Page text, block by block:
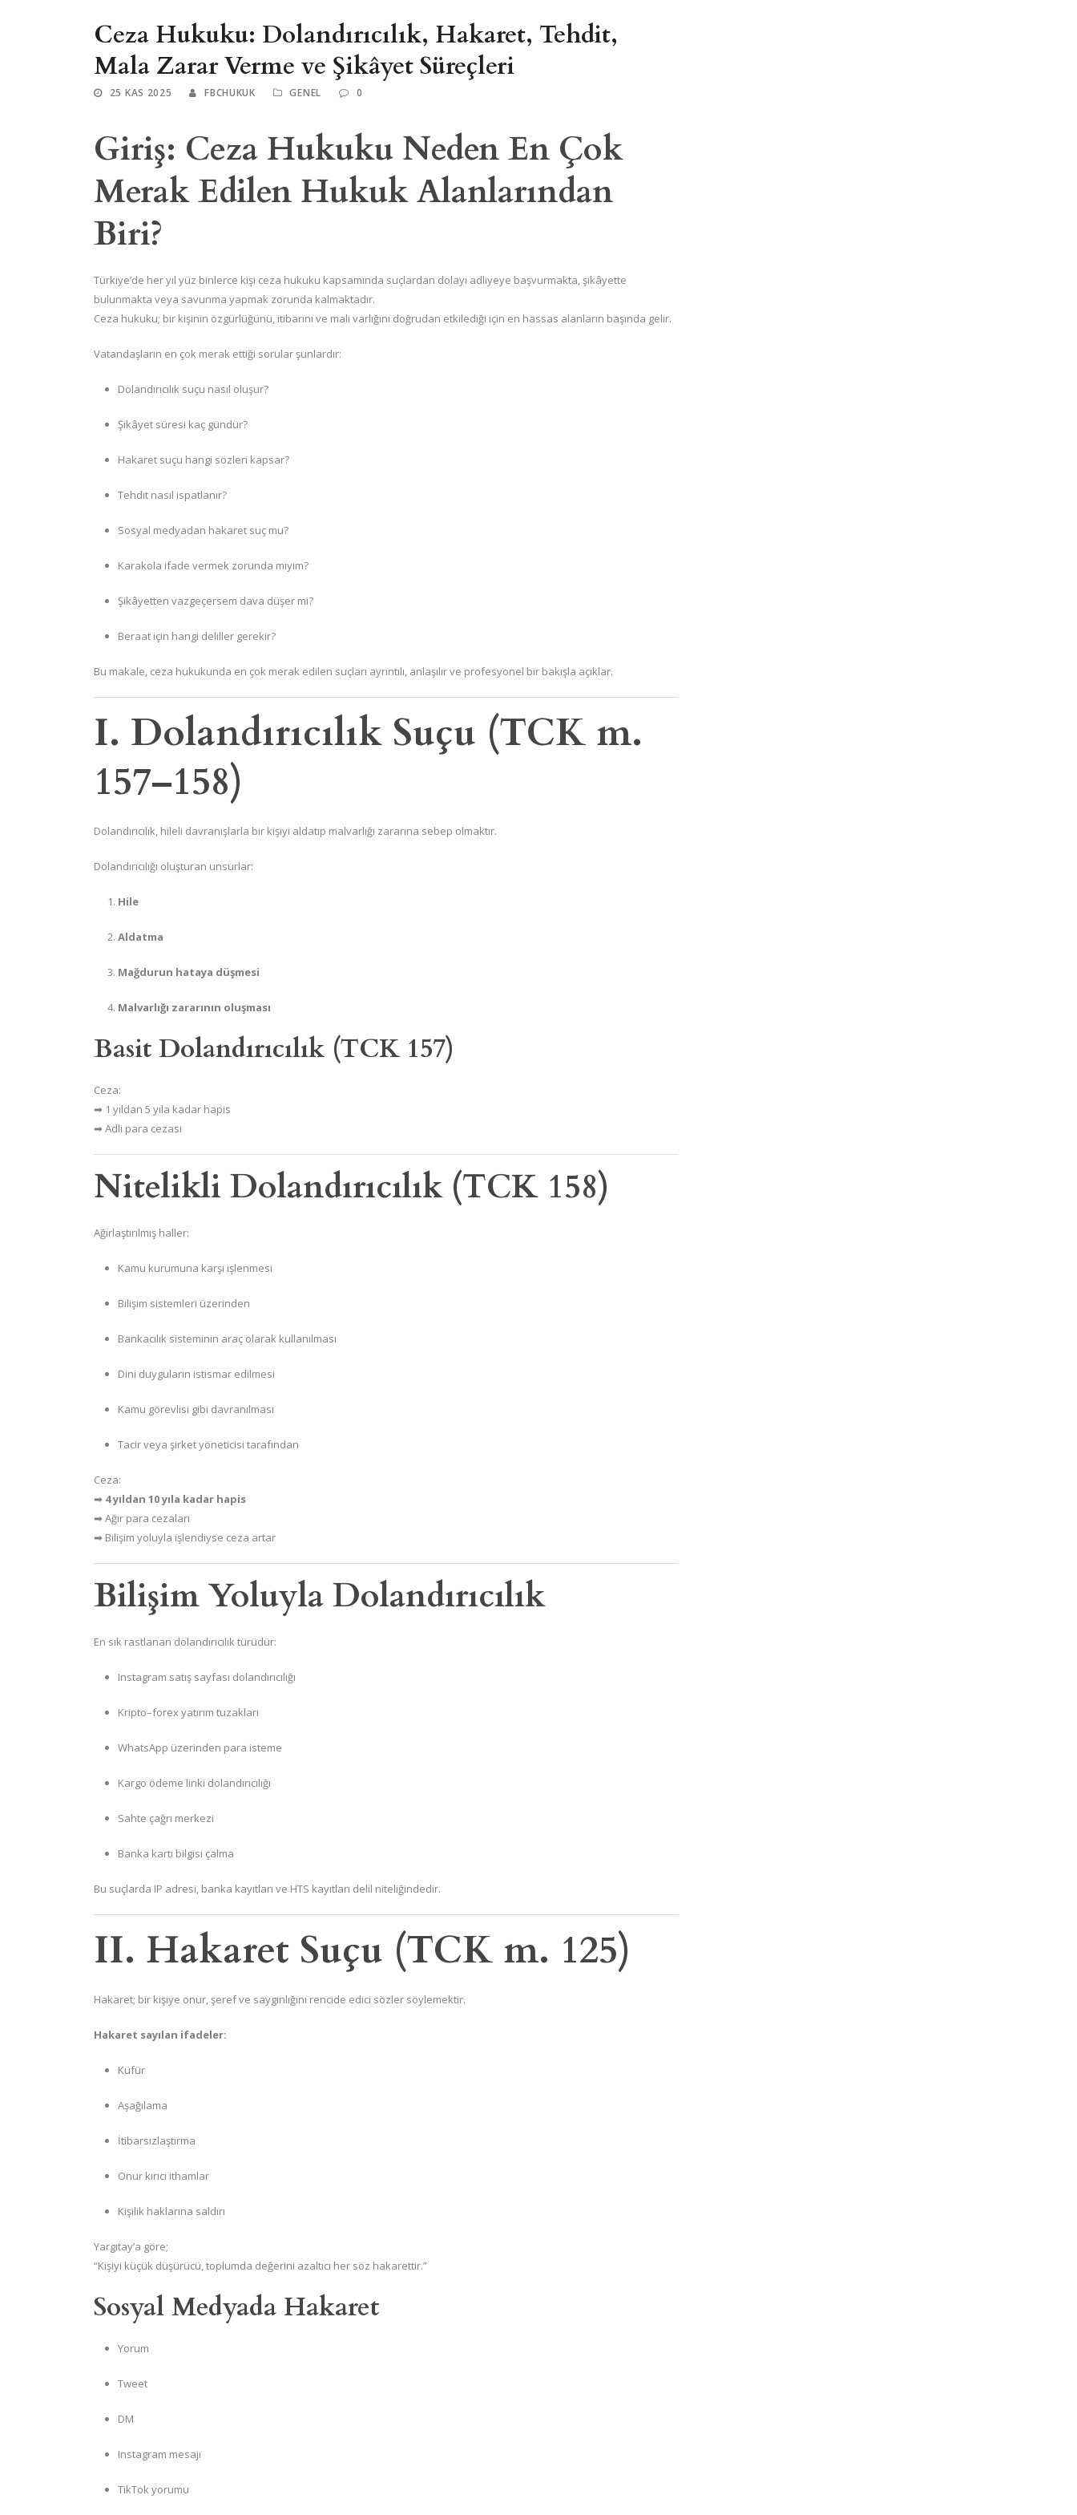
Ceza Hukuku: Dolandırıcılık, Hakaret, Tehdit,
Mala Zarar Verme ve Şikâyet Süreçleri
25 KAS 2025 FBCHUKUK GENEL 0
Giriş: Ceza Hukuku Neden En Çok
Merak Edilen Hukuk Alanlarından
Biri?
Türkiye’de her yıl yüz binlerce kişi ceza hukuku kapsamında suçlardan dolayı adliyeye başvurmakta, şikâyette
bulunmakta veya savunma yapmak zorunda kalmaktadır.
Ceza hukuku; bir kişinin özgürlüğünü, itibarını ve mali varlığını doğrudan etkilediği için en hassas alanların başında gelir.
Vatandaşların en çok merak ettiği sorular şunlardır:
Dolandırıcılık suçu nasıl oluşur?
Şikâyet süresi kaç gündür?
Hakaret suçu hangi sözleri kapsar?
Tehdit nasıl ispatlanır?
Sosyal medyadan hakaret suç mu?
Karakola ifade vermek zorunda mıyım?
Şikâyetten vazgeçersem dava düşer mi?
Beraat için hangi deliller gerekir?
Bu makale, ceza hukukunda en çok merak edilen suçları ayrıntılı, anlaşılır ve profesyonel bir bakışla açıklar.
I. Dolandırıcılık Suçu (TCK m.
157–158)
Dolandırıcılık, hileli davranışlarla bir kişiyi aldatıp malvarlığı zararına sebep olmaktır.
Dolandırıcılığı oluşturan unsurlar:
Hile
Aldatma
Mağdurun hataya düşmesi
Malvarlığı zararının oluşması
Basit Dolandırıcılık (TCK 157)
Ceza:
➡ 1 yıldan 5 yıla kadar hapis
➡ Adli para cezası
Nitelikli Dolandırıcılık (TCK 158)
Ağırlaştırılmış haller:
Kamu kurumuna karşı işlenmesi
Bilişim sistemleri üzerinden
Bankacılık sisteminin araç olarak kullanılması
Dini duyguların istismar edilmesi
Kamu görevlisi gibi davranılması
Tacir veya şirket yöneticisi tarafından
Ceza:
➡ 4 yıldan 10 yıla kadar hapis
➡ Ağır para cezaları
➡ Bilişim yoluyla işlendiyse ceza artar
Bilişim Yoluyla Dolandırıcılık
En sık rastlanan dolandırıcılık türüdür:
Instagram satış sayfası dolandırıcılığı
Kripto–forex yatırım tuzakları
WhatsApp üzerinden para isteme
Kargo ödeme linki dolandırıcılığı
Sahte çağrı merkezi
Banka kartı bilgisi çalma
Bu suçlarda IP adresi, banka kayıtları ve HTS kayıtları delil niteliğindedir.
II. Hakaret Suçu (TCK m. 125)
Hakaret; bir kişiye onur, şeref ve saygınlığını rencide edici sözler söylemektir.
Hakaret sayılan ifadeler:
Küfür
Aşağılama
İtibarsızlaştırma
Onur kırıcı ithamlar
Kişilik haklarına saldırı
Yargıtay’a göre;
“Kişiyi küçük düşürücü, toplumda değerini azaltıcı her söz hakarettir.”
Sosyal Medyada Hakaret
Yorum
Tweet
DM
Instagram mesajı
TikTok yorumu